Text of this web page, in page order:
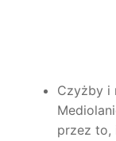
Czyżby i
przez to,